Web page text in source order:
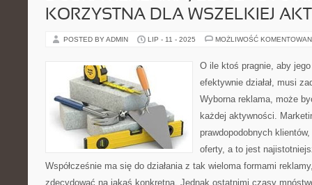
KORZYSTNA DLA WSZELKIEJ
POSTED BY ADMIN LIP - 11 - 2025 MOŻLIWOŚĆ
O ile ktoś pragnie, aby
efektywnie działał, musi
Wyborna reklama, może
każdej aktywności.
prawdopodobnych
oferty, a to jest
Współcześnie ma się do działania z tak wieloma formami
zdecydować na jakąś konkretną. Jednak ostatnimi czasy